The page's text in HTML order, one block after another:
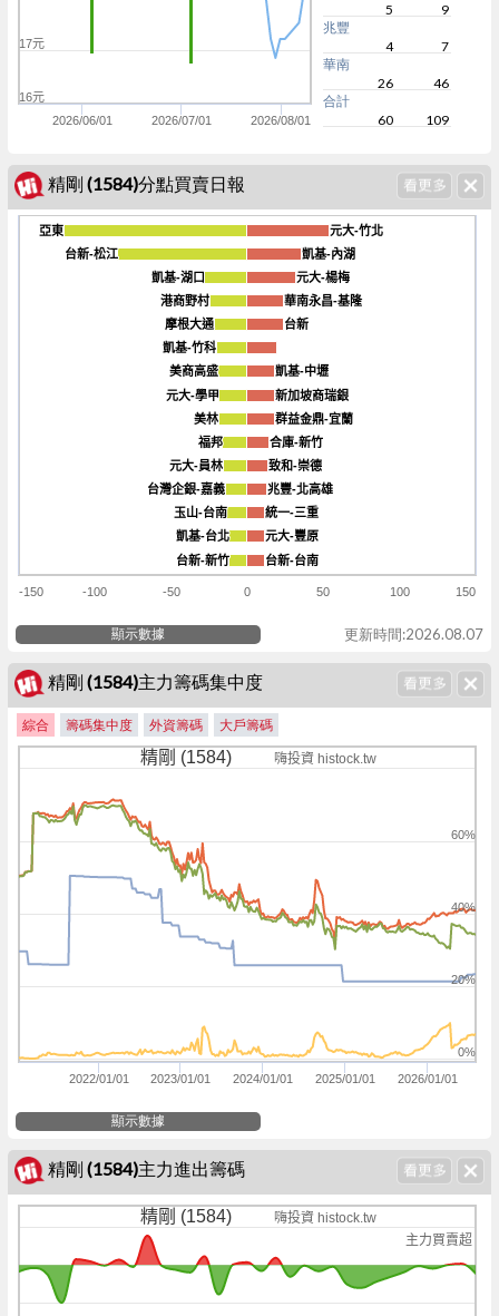
2026/06/01 2026/07/01 2026/08/01
16元
17元
-450
5
9
兆豐
4
7
華南
26
46
合計
60
109
精剛 (1584)分點買賣日報
元大-竹北
元大-竹北
凱基-內湖
凱基-內湖
元大-楊梅
元大-楊梅
華南永昌-基隆
華南永昌-基隆
台新
台新
凱基-中壢
凱基-中壢
新加坡商瑞銀
新加坡商瑞銀
群益金鼎-宜蘭
群益金鼎-宜蘭
合庫-新竹
合庫-新竹
致和-崇德
致和-崇德
兆豐-北高雄
兆豐-北高雄
統一-三重
統一-三重
元大-豐原
元大-豐原
台新-台南
台新-台南
亞東
亞東
台新-松江
台新-松江
凱基-湖口
凱基-湖口
港商野村
港商野村
摩根大通
摩根大通
凱基-竹科
凱基-竹科
美商高盛
美商高盛
元大-學甲
元大-學甲
美林
美林
福邦
福邦
元大-員林
元大-員林
台灣企銀-嘉義
台灣企銀-嘉義
玉山-台南
玉山-台南
凱基-台北
凱基-台北
台新-新竹
台新-新竹
-150 -100 -50 0 50 100 150
顯示數據 更新時間:2026.08.07
精剛 (1584)主力籌碼集中度
綜合 籌碼集中度 外資籌碼 大戶籌碼
精剛 (1584) 嗨投資 histock.tw
2022/01/01 2023/01/01 2024/01/01 2025/01/01 2026/01/01
0%
20%
40%
60%
顯示數據
精剛 (1584)主力進出籌碼
主力買賣超
精剛 (1584) 嗨投資 histock.tw